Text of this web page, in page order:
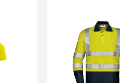
Kontakttālrunis